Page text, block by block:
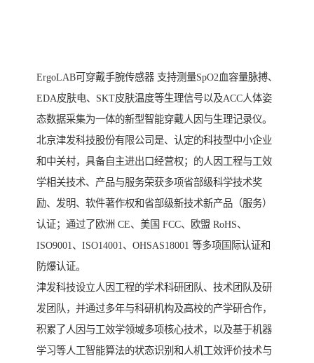
ErgoLAB可穿戴手腕传感器 支持测量SpO2血容量脉搏、
EDA皮肤电、SKT皮肤温度等生理信号以及ACC人体姿
态数据采集为一体的新型智能穿戴人因与生理记录仪。
北京津发科技股份有限公司是、认定的科技型中小企业
和中关村，具备自主进出口经营权；的人因工程与工效
学相关技术、产品与服务荣获多项省部级科学技术奖
励、发明、软件著作权和省部级新技术新产品（服务）
认证；通过了欧洲 CE、美国 FCC、欧盟 RoHS、
ISO9001、ISO14001、OHSAS18001 等多项国际认证和
防爆认证。
津发科技设立人因工程的学术科研团队、技术团队及研
发团队，并通过多年与科研机构及高校的产学研合作，
积累了人因与工效学领域多项核心技术，以及基于机器
学习等人工智能算法的状态识别和人机工效评价技术与